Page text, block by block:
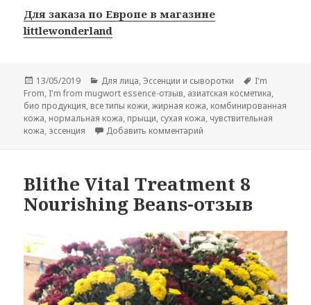
Для заказа по Европе в магазине
littlewonderland
Опубликовано
13/05/2019 Рубрики
Для лица,Эссенции и сыворотки Метки
I'm
From, I'm from mugwort essence-отзыв, азиатская косметика,
био продукция, все типы кожи,жирная кожа, комбинированная
кожа, нормальная кожа, прыщи, сухая кожа, чувствительная
кожа, эссенция Добавить комментарий
Blithe Vital Treatment 8
Nourishing Beans-отзыв